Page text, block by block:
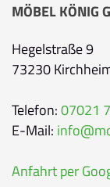
MÖBEL KÖNIG
Hegelstraße 9
73230
Telefon:07021
E-Mail:
Anfahrt per
Datum
Sie
Uhrzeit